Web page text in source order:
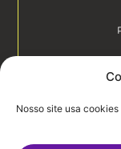
Nosso site usa